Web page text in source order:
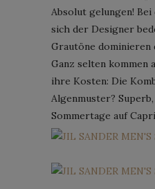
Absolut gelungen!
sich der Designer
Grautöne dominieren
Ganz selten kommen
ihre Kosten: Die
Algenmuster?
Sommertage auf